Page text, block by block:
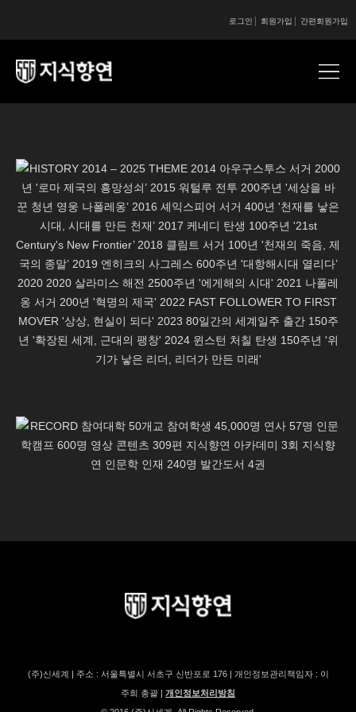
간편회원가입
회원가입
로그인
(주)신세계 | 주소 : 서울특별시 서초구 신반포로 176 | 개인정보관리책임자 : 이
주희 총괄 | 개인정보처리방침